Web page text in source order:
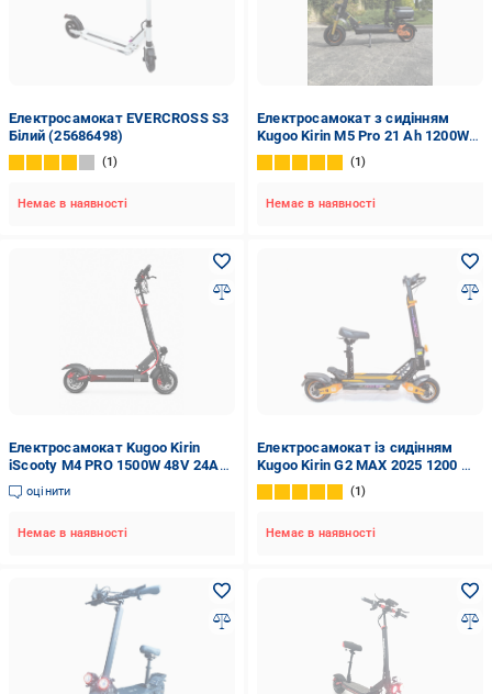
Електросамокат EVERCROSS S3
Білий (25686498)
1
Немає в наявності
Електросамокат з сидінням
Kugoo Kirin M5 Pro 21 Ah 1200W
(2666580909)
1
Немає в наявності
Електросамокат Kugoo Kirin
iScooty M4 PRO 1500W 48V 24Ah
(M4-1500)
оцінити
Немає в наявності
Електросамокат із сидінням
Kugoo Kirin G2 MAX 2025 1200 W
21 Ah 48 V (29348235)
1
Немає в наявності